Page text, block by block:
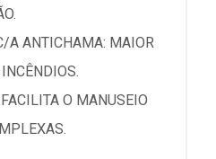
A ANTICHAMA: MAIOR
O MANUSEIO